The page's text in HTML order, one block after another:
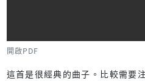
開啟PDF
這首是很經典的曲子。比較需要